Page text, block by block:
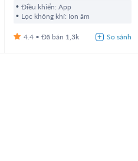
Điều khiển: App
Lọc không khí: Ion âm
4.4 1,3k